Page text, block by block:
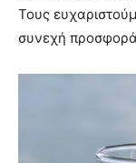
Τους
συνεχή